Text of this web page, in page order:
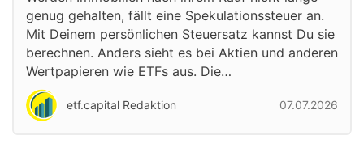
genug gehalten, fällt eine Spekulationssteuer an.
Mit Deinem persönlichen Steuersatz kannst Du sie
berechnen. Anders sieht es bei Aktien und anderen
Wertpapieren wie ETFs aus. Die…
etf.capital Redaktion 07.07.2026